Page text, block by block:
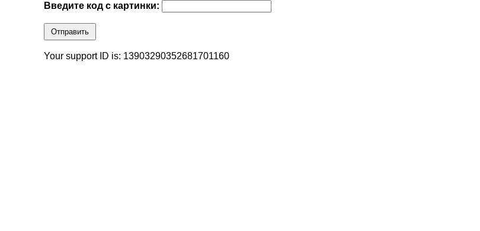
Введите код с картинки:
Отправить
Your support ID is: 13903290352681701160